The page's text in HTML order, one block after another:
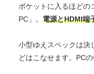
ポケットに入るほどの
PC」。 電源とHDMI端
小型ゆえスペックは決
どはこなせます。PC